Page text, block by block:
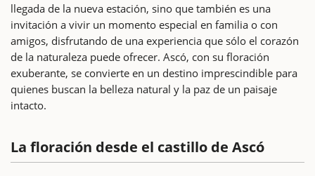
llegada de la nueva estación, sino que también es una
invitación a vivir un momento especial en familia o con
amigos, disfrutando de una experiencia que sólo el corazón
de la naturaleza puede ofrecer. Ascó, con su floración
exuberante, se convierte en un destino imprescindible para
quienes buscan la belleza natural y la paz de un paisaje
intacto.
La floración desde el castillo de Ascó